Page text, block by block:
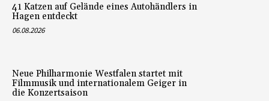
41 Katzen auf Gelände eines Autohändlers in
Hagen entdeckt
06.08.2026
Neue Philharmonie Westfalen startet mit
Filmmusik und internationalem Geiger in
die Konzertsaison